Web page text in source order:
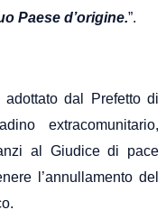
Paese d’origine.”.
dal Prefetto di
extracomunitario,
al Giudice di pace
l’annullamento del